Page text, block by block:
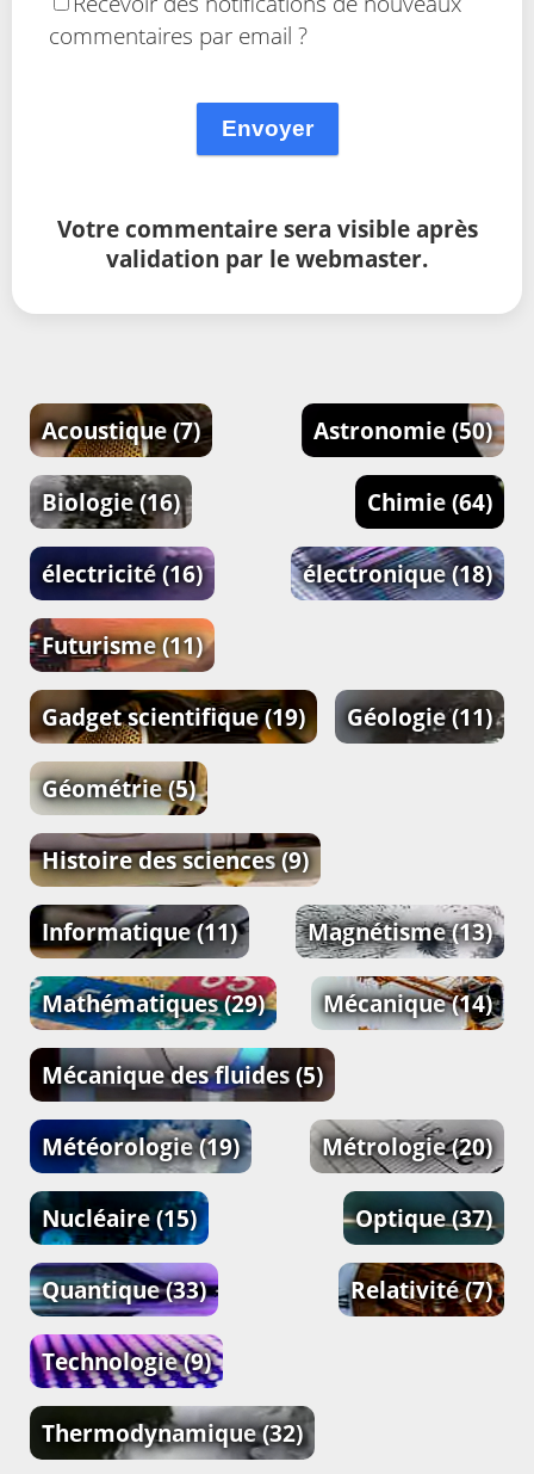
commentaires par email ?
Envoyer
Votre commentaire sera visible après
validation par le webmaster.
Acoustique(7) Astronomie (50)
Biologie(16) Chimie (64)
électricité(16) électronique(18)
Futurisme(11)
Gadget scientifique(19) Géologie(11)
Géométrie(5)
Histoire des sciences(9)
Informatique(11) Magnétisme(13)
Mathématiques(29) Mécanique(14)
Mécanique des fluides (5)
Météorologie(19) Métrologie(20)
Nucléaire(15) Optique(37)
Quantique(33) Relativité(7)
Technologie(9)
Thermodynamique(32)